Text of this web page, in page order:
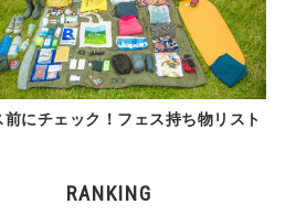
前にチェック！フェス持ち物リスト
RANKING